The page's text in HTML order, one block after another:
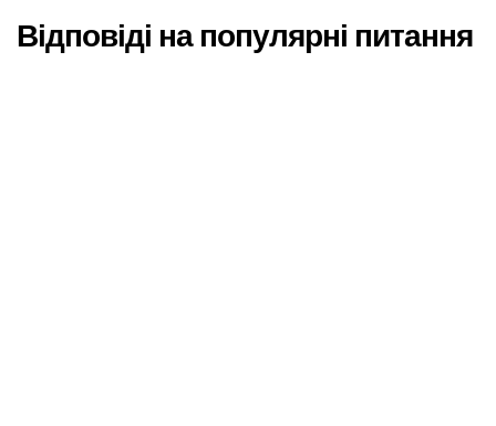
Відповіді на популярні питання